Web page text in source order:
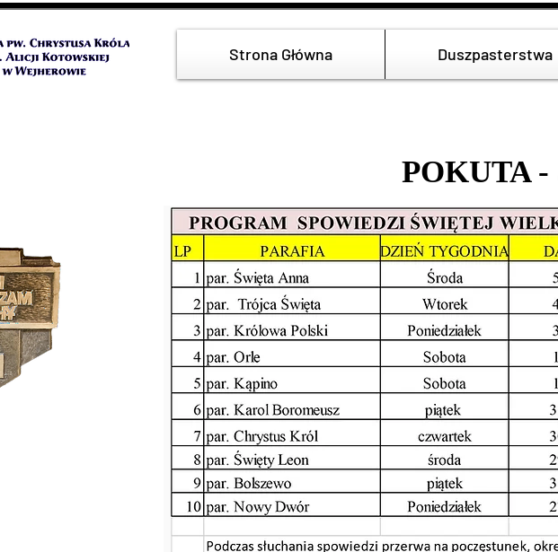
Strona Główna Duszpasterstwa
POKUTA -